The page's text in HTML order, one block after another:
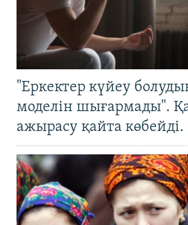
"Еркектер күйеу
моделін шығармады".
ажырасу қайта көбейді.